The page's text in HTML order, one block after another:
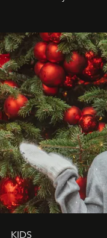
that lives freely,
elegance is not
through clarity,
KIDS